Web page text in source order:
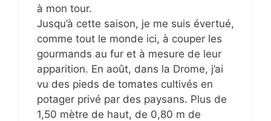
à mon tour.
Jusqu’à cette saison, je me suis évertué,
comme tout le monde ici, à couper les
gourmands au fur et à mesure de leur
apparition. En août, dans la Drome, j’ai
vu des pieds de tomates cultivés en
potager privé par des paysans. Plus de
1,50 mètre de haut, de 0,80 m de